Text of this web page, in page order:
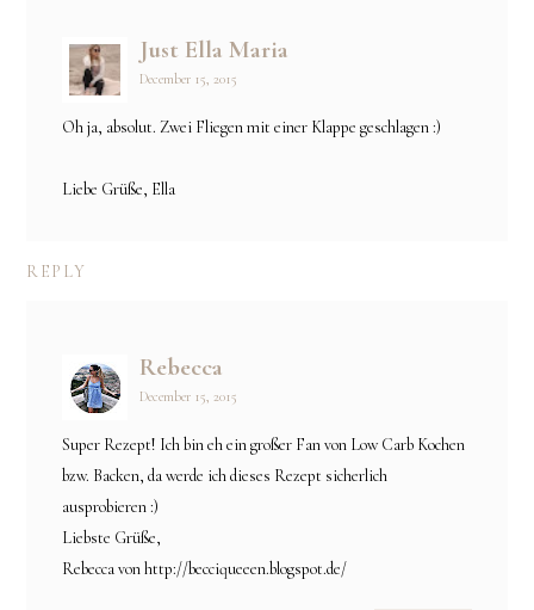
Just Ella Maria
December 15, 2015
Oh ja, absolut. Zwei Fliegen mit einer Klappe geschlagen :)
Liebe Grüße, Ella
REPLY
Rebecca
December 15, 2015
Super Rezept! Ich bin eh ein großer Fan von Low Carb Kochen
bzw. Backen, da werde ich dieses Rezept sicherlich
ausprobieren :)
Liebste Grüße,
Rebecca von http://becciqueeen.blogspot.de/